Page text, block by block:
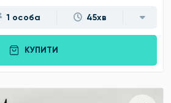
1 особа 45хв
КУПИТИ